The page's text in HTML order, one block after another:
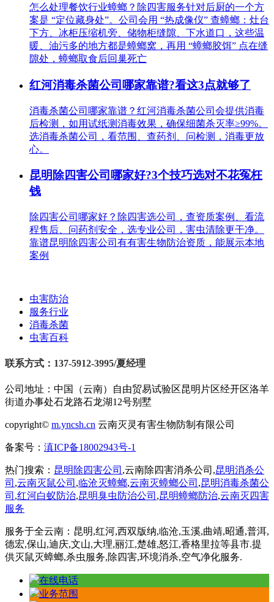
怎么处理餐饮行业蟑螂？除四害服务针对后厨的一个方
案是 “定位藏身处”。公司会用 “热成像仪” 查蟑螂：灶台
下方、冰柜压缩机旁、储物柜缝隙、下水道口，这些温
暖、油污多的地方都是蟑螂窝，再用 “蟑螂胶饵” 点在缝
隙处，蟑螂取食后回巢死亡
红河消毒杀菌公司哪家靠谱?看这3点就够了
消毒杀菌公司哪家靠谱？红河消毒杀菌公司会提供消毒
后检测，如用试纸测消毒效果，确保细菌杀灭率≥99%。
选消毒杀菌公司，看范围、查药剂、问检测，消毒更放
心。
昆明除四害公司哪家好?3个技巧选对不花冤枉
钱
除四害公司哪家好？除四害选公司，查资质案例、看流
程售后、问药剂安全，选专业公司，害虫清除更干净。
靠谱昆明除四害公司有有害生物防治资质，能展示本地
案例
虫害防治
服务行业
消毒杀菌
虫害百科
联系方式：137-5912-3995/夏经理
公司地址：中国（云南）自由贸易试验区昆明片区经开区洛羊
街道办事处石龙路石龙湖12号别墅
copyright© m.yncsh.cn 云南灭灵有害生物防制有限公司
备案号： 滇ICP备18002943号-1
热门搜索： 昆明除四害公司 ,云南除四害消杀公司,昆明消杀公
司 ,云南灭鼠公司 ,临沧灭蟑螂,云南灭蟑螂公司 ,昆明消毒杀菌公
司 ,红河白蚁防治,昆明臭虫防治公司 ,昆明蟑螂防治,云南灭四害
服务
服务于全云南：昆明,红河,西双版纳,临沧,玉溪,曲靖,昭通,普洱,
德宏,保山,迪庆,文山,大理,丽江,楚雄,怒江,香格里拉等县市.提
供灭鼠灭蟑螂,杀虫服务,除四害,环境消杀,空气净化服务.
在线电话
业务范围